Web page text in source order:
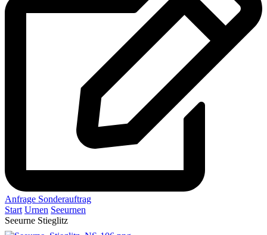
Anfrage Sonderauftrag
Start Urnen Seeurnen
Seeurne Stieglitz